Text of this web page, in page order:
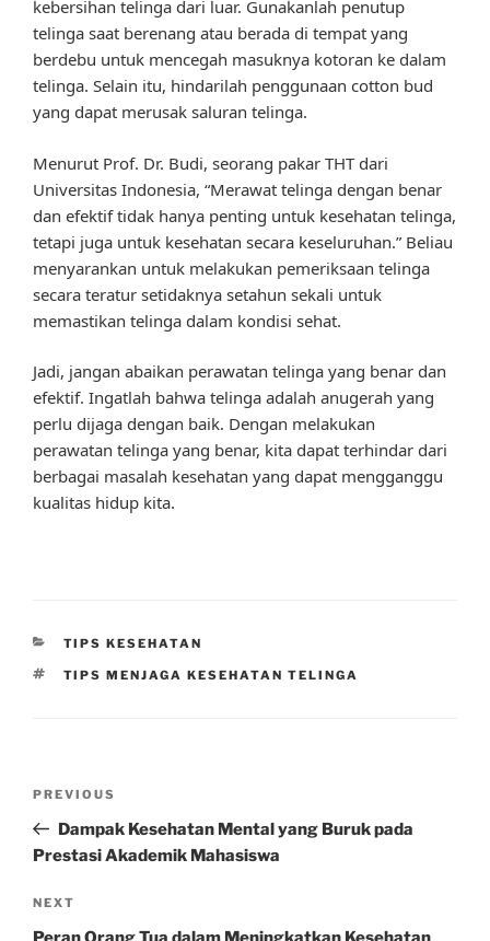
kebersihan telinga dari luar. Gunakanlah penutup
telinga saat berenang atau berada di tempat yang
berdebu untuk mencegah masuknya kotoran ke dalam
telinga. Selain itu, hindarilah penggunaan cotton bud
yang dapat merusak saluran telinga.
Menurut Prof. Dr. Budi, seorang pakar THT dari
Universitas Indonesia, “Merawat telinga dengan benar
dan efektif tidak hanya penting untuk kesehatan telinga,
tetapi juga untuk kesehatan secara keseluruhan.” Beliau
menyarankan untuk melakukan pemeriksaan telinga
secara teratur setidaknya setahun sekali untuk
memastikan telinga dalam kondisi sehat.
Jadi, jangan abaikan perawatan telinga yang benar dan
efektif. Ingatlah bahwa telinga adalah anugerah yang
perlu dijaga dengan baik. Dengan melakukan
perawatan telinga yang benar, kita dapat terhindar dari
berbagai masalah kesehatan yang dapat mengganggu
kualitas hidup kita.
CATEGORIES
TIPS KESEHATAN
TAGS
TIPS MENJAGA KESEHATAN TELINGA
Previous
Post
PREVIOUS
Dampak Kesehatan Mental yang Buruk pada
Prestasi Akademik Mahasiswa
Next
Post
NEXT